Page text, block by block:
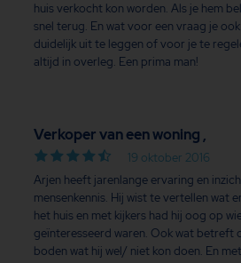
huis verkocht kon worden. Als je hem
snel terug. En wat voor een vraag je
duidelijk uit te leggen of voor je te
altijd in overleg. Een prima man!
Verkoper van een woning ,
19 oktober 2016
Arjen heeft jarenlange ervaring en
mensenkennis. Hij wist te vertellen wat
het huis en met kijkers had hij oog op
geïnteresseerd waren. Ook wat betreft
boden wat hij wel/ niet kon doen. En